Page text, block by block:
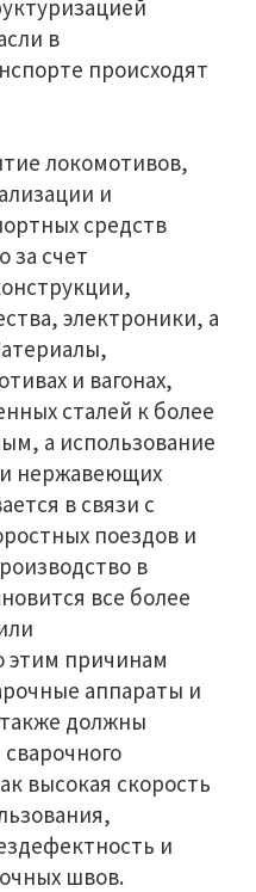
в
происходят
локомотивов,
и
средств
за счет
электроники, а
и вагонах,
сталей к более
а использование
нержавеющих
в связи с
поездов и
в
все более
этим причинам
аппараты и
должны
высокая скорость
и
швов.